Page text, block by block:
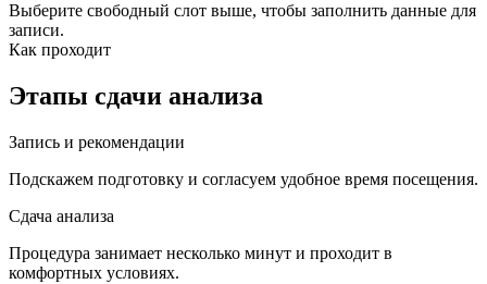
Выберите свободный слот выше, чтобы заполнить данные для
записи.
Как проходит
Этапы сдачи анализа
Запись и рекомендации
Подскажем подготовку и согласуем удобное время посещения.
Сдача анализа
Процедура занимает несколько минут и проходит в
комфортных условиях.